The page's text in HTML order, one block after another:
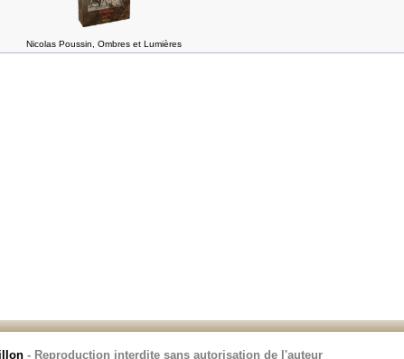
Nicolas Poussin, Ombres et Lumières
- Reproduction interdite sans autorisation de l'auteur